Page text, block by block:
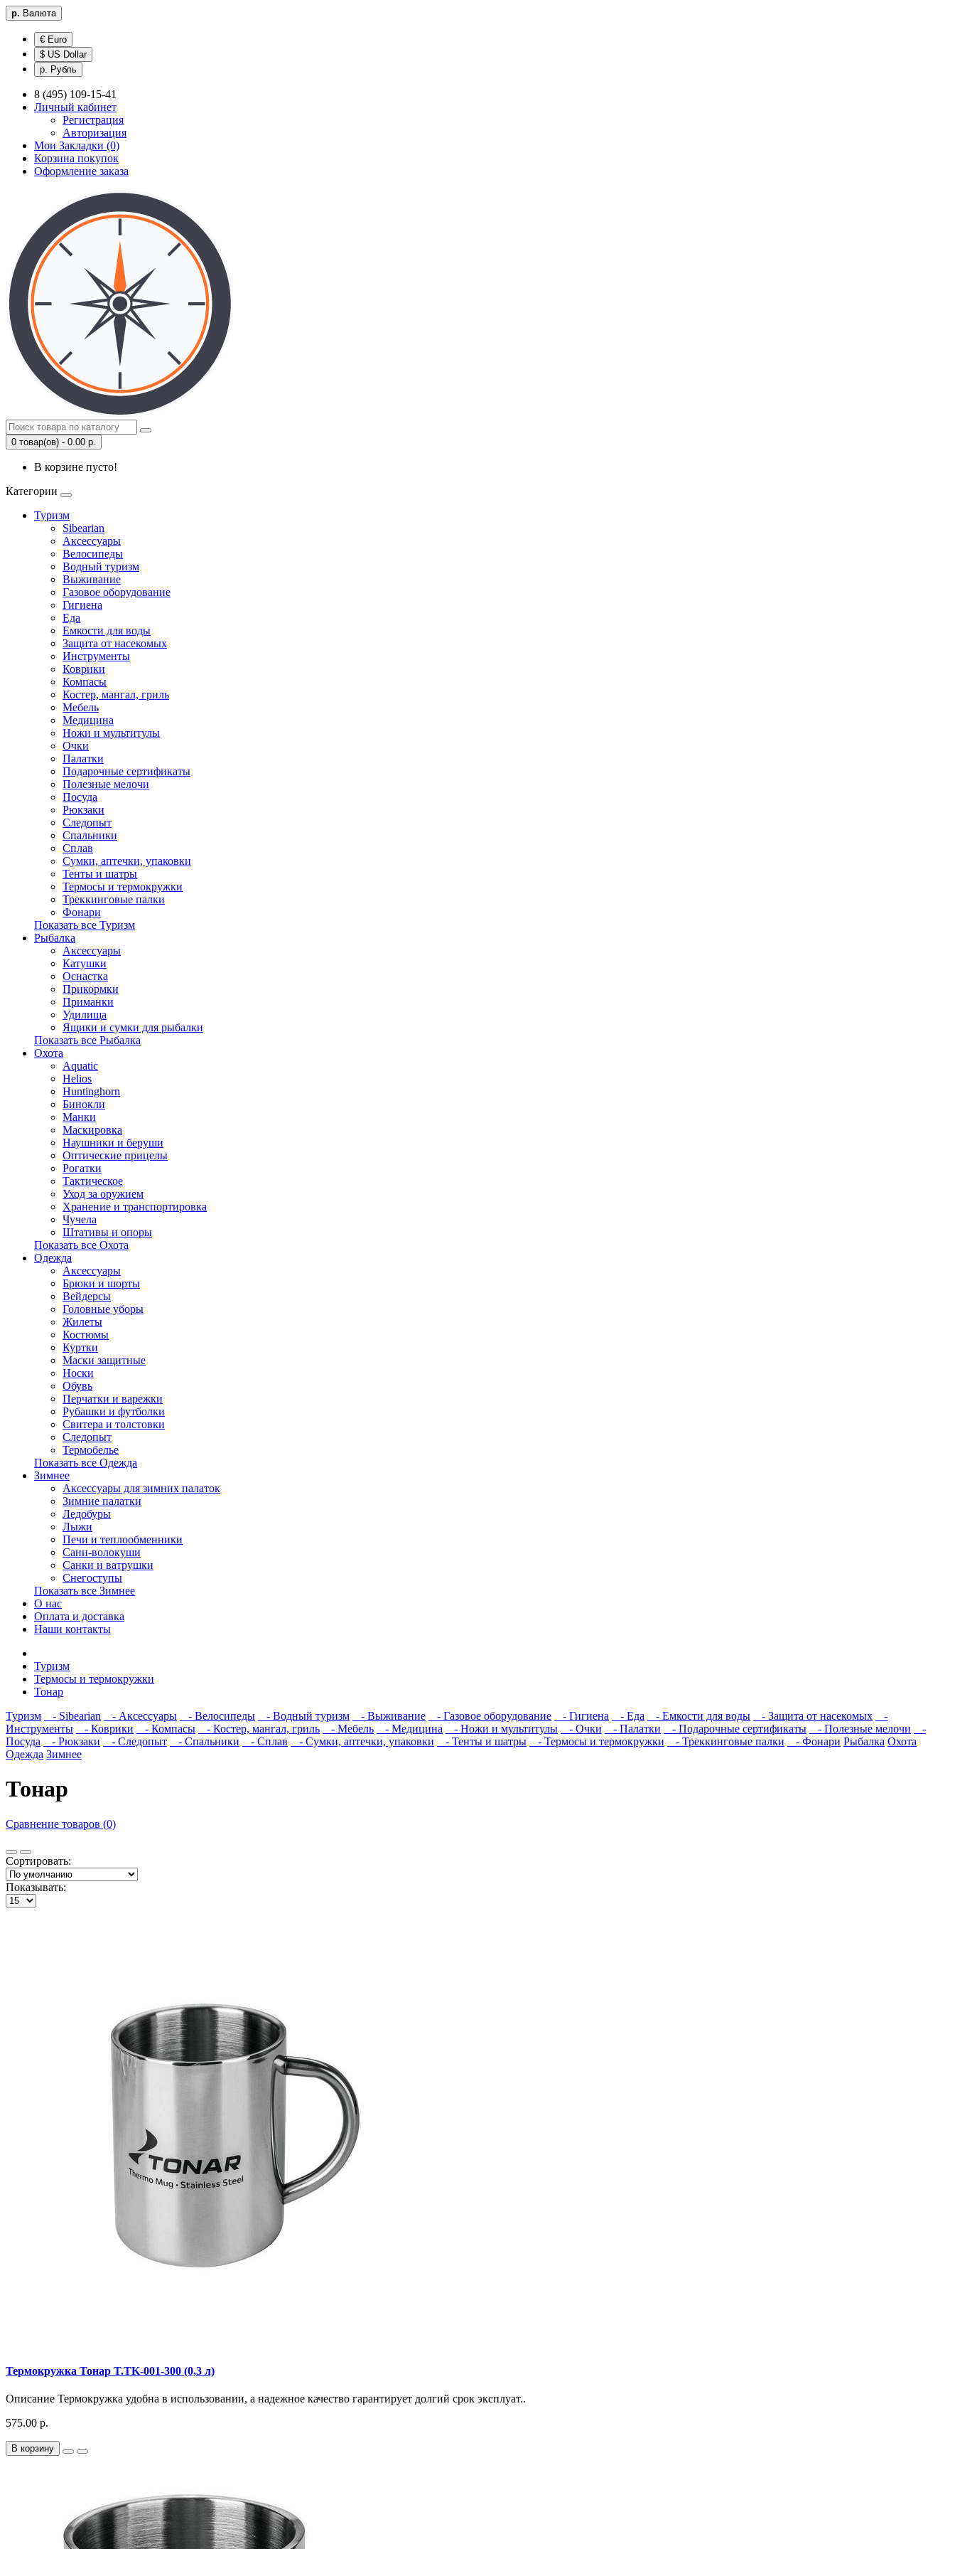
р. Валюта
€ Euro
$ US Dollar
р. Рубль
8 (495) 109-15-41
Личный кабинет
Регистрация
Авторизация
Мои Закладки (0)
Корзина покупок
Оформление заказа
0 товар(ов) - 0.00 р.
В корзине пусто!
Категории
Туризм
Sibearian
Аксессуары
Велосипеды
Водный туризм
Выживание
Газовое оборудование
Гигиена
Еда
Емкости для воды
Защита от насекомых
Инструменты
Коврики
Компасы
Костер, мангал, гриль
Мебель
Медицина
Ножи и мультитулы
Очки
Палатки
Подарочные сертификаты
Полезные мелочи
Посуда
Рюкзаки
Следопыт
Спальники
Сплав
Сумки, аптечки, упаковки
Тенты и шатры
Термосы и термокружки
Треккинговые палки
Фонари
Показать все Туризм
Рыбалка
Аксессуары
Катушки
Оснастка
Прикормки
Приманки
Удилища
Ящики и сумки для рыбалки
Показать все Рыбалка
Охота
Aquatic
Helios
Huntinghorn
Бинокли
Манки
Маскировка
Наушники и беруши
Оптические прицелы
Рогатки
Тактическое
Уход за оружием
Хранение и транспортировка
Чучела
Штативы и опоры
Показать все Охота
Одежда
Аксессуары
Брюки и шорты
Вейдерсы
Головные уборы
Жилеты
Костюмы
Куртки
Маски защитные
Носки
Обувь
Перчатки и варежки
Рубашки и футболки
Свитера и толстовки
Следопыт
Термобелье
Показать все Одежда
Зимнее
Аксессуары для зимних палаток
Зимние палатки
Ледобуры
Лыжи
Печи и теплообменники
Сани-волокуши
Санки и ватрушки
Снегоступы
Показать все Зимнее
О нас
Оплата и доставка
Наши контакты
Туризм
Термосы и термокружки
Тонар
Туризм
- Sibearian - Аксессуары - Велосипеды - Водный туризм - Выживание - Газовое оборудование - Гигиена - Еда - Емкости для воды - Защита от насекомых
-
Инструменты
- Коврики - Компасы - Костер, мангал, гриль - Мебель - Медицина - Ножи и мультитулы - Очки - Палатки - Подарочные сертификаты - Полезные мелочи
-
Посуда
- Рюкзаки - Следопыт - Спальники - Сплав - Сумки, аптечки, упаковки - Тенты и шатры - Термосы и термокружки - Треккинговые палки - Фонари Рыбалка Охота
Одежда Зимнее
Тонар
Сравнение товаров (0)
Сортировать:
Показывать:
Термокружка Тонар T.TK-001-300 (0,3 л)
Описание Термокружка удобна в использовании, а надежное качество гарантирует долгий срок эксплуат..
575.00 р.
В корзину